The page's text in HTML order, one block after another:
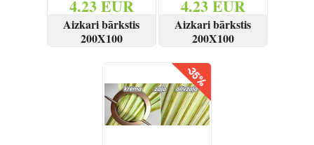
4.23 EUR
Aizkari bārkstis
200X100
PIRKT
4.23 EUR
Aizkari bārkstis
200X100
SKATĪT